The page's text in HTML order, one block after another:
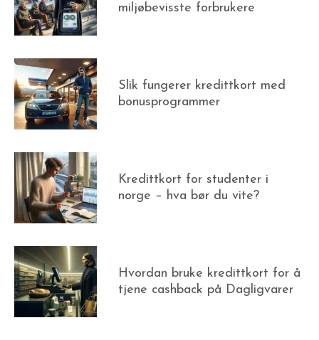
miljøbevisste forbrukere
Slik fungerer kredittkort med
bonusprogrammer
Kredittkort for studenter i
norge – hva bør du vite?
Hvordan bruke kredittkort for å
tjene cashback på Dagligvarer